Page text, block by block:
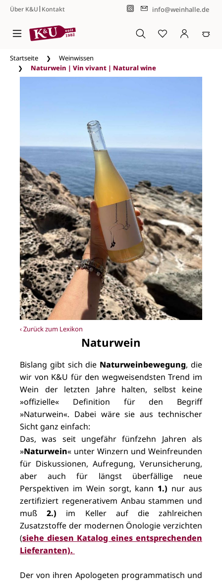
Zum Hauptinhalt springen
Über K&U| Kontakt info@weinhalle.de
Startseite
Weinwissen
Naturwein | Vin vivant | Natural wine
‹ Zurück zum Lexikon
Naturwein
Bislang gibt sich die Naturweinbewegung, die
wir von K&U für den wegweisendsten Trend im
Wein der letzten Jahre halten, selbst keine
»offizielle« Definition für den Begriff
»Naturwein«. Dabei wäre sie aus technischer
Sicht ganz einfach:
Das, was seit ungefähr fünfzehn Jahren als
»Naturwein« unter Winzern und Weinfreunden
für Diskussionen, Aufregung, Verunsicherung,
aber auch für längst überfällige neue
Perspektiven im Wein sorgt, kann 1.) nur aus
zertifiziert regenerativem Anbau stammen und
muß2.) im Keller auf die zahlreichen
Zusatzstoffe der modernen Önologie verzichten
(siehe diesen Katalog eines entsprechenden
Lieferanten).
Der von ihren Apologeten programmatisch und